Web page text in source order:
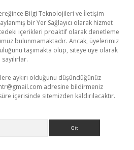
Bilgi Teknolojileri ve İletişim
bir Yer Sağlayıcı olarak hizmet
içerikleri proaktif olarak denetleme
bulunmamaktadır. Ancak, üyelerimiz
taşımakta olup, siteye üye olarak
aykırı olduğunu düşündüğünüz
adresine bildirmeniz
içerisinde sitemizden kaldırılacaktır.